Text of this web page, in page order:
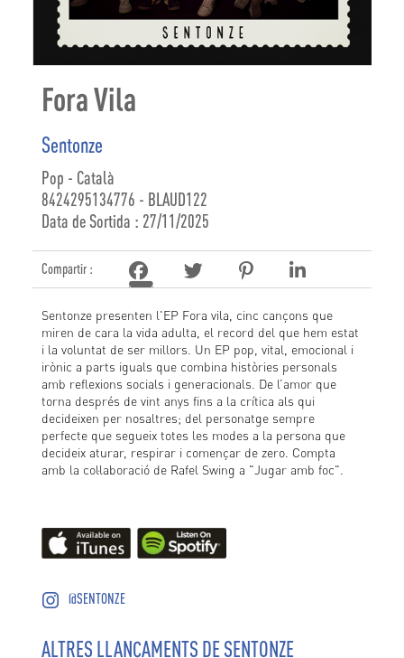
Fora Vila
Sentonze
Pop - Català
8424295134776 - BLAUD122
Data de Sortida : 27/11/2025
Compartir :
Sentonze presenten l'EP Fora vila, cinc cançons que
miren de cara la vida adulta, el record del que hem estat
i la voluntat de ser millors. Un EP pop, vital, emocional i
irònic a parts iguals que combina històries personals
amb reflexions socials i generacionals. De l’amor que
torna després de vint anys fins a la crítica als qui
decideixen per nosaltres; del personatge sempre
perfecte que segueix totes les modes a la persona que
decideix aturar, respirar i començar de zero. Compta
amb la col·laboració de Rafel Swing a "Jugar amb foc".
@SENTONZE
ALTRES LLANÇAMENTS DE SENTONZE